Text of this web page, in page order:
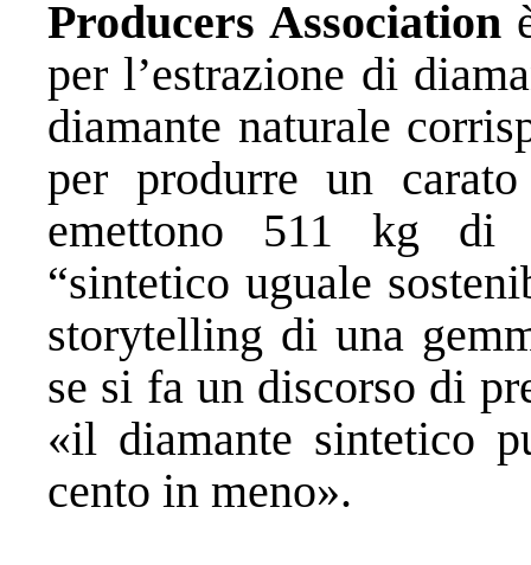
Producers Association
per l’estrazione di
diamante naturale
per produrre un
emettono 511 kg di
“sintetico uguale
storytelling di una
se si fa un discorso di
«il diamante sintetico
cento in meno».